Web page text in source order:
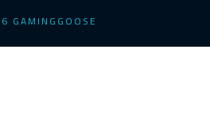
GAMINGGOOSE